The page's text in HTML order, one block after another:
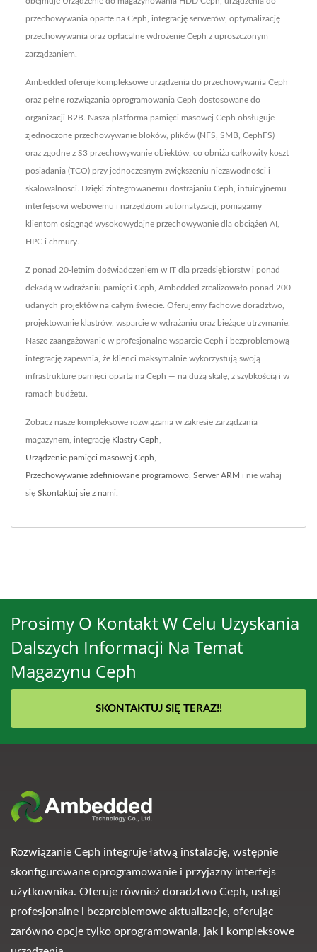
przechowywania oparte na Ceph, integrację serwerów, optymalizację
przechowywania oraz opłacalne wdrożenie Ceph z uproszczonym
zarządzaniem.
Ambedded oferuje kompleksowe urządzenia do przechowywania Ceph
oraz pełne rozwiązania oprogramowania Ceph dostosowane do
organizacji B2B. Nasza platforma pamięci masowej Ceph obsługuje
zjednoczone przechowywanie bloków, plików (NFS, SMB, CephFS)
oraz zgodne z S3 przechowywanie obiektów, co obniża całkowity koszt
posiadania (TCO) przy jednoczesnym zwiększeniu niezawodności i
skalowalności. Dzięki zintegrowanemu dostrajaniu Ceph, intuicyjnemu
interfejsowi webowemu i narzędziom automatyzacji, pomagamy
klientom osiągnąć wysokowydajne przechowywanie dla obciążeń AI,
HPC i chmury.
Z ponad 20-letnim doświadczeniem w IT dla przedsiębiorstw i ponad
dekadą w wdrażaniu pamięci Ceph, Ambedded zrealizowało ponad 200
udanych projektów na całym świecie. Oferujemy fachowe doradztwo,
projektowanie klastrów, wsparcie w wdrażaniu oraz bieżące utrzymanie.
Nasze zaangażowanie w profesjonalne wsparcie Ceph i bezproblemową
integrację zapewnia, że klienci maksymalnie wykorzystują swoją
infrastrukturę pamięci opartą na Ceph — na dużą skalę, z szybkością i w
ramach budżetu.
Zobacz nasze kompleksowe rozwiązania w zakresie zarządzania
magazynem, integrację Klastry Ceph
Urządzenie pamięci masowej Ceph
Przechowywanie zdefiniowane programowo Serwer ARM i nie wahaj
się Skontaktuj się z nami
Prosimy O Kontakt W Celu Uzyskania
Dalszych Informacji Na Temat
Magazynu Ceph
SKONTAKTUJ SIĘ TERAZ!!
Rozwiązanie Ceph integruje łatwą instalację, wstępnie
skonfigurowane oprogramowanie i przyjazny interfejs
użytkownika. Oferuje również doradztwo Ceph, usługi
profesjonalne i bezproblemowe aktualizacje, oferując
zarówno opcje tylko oprogramowania, jak i kompleksowe